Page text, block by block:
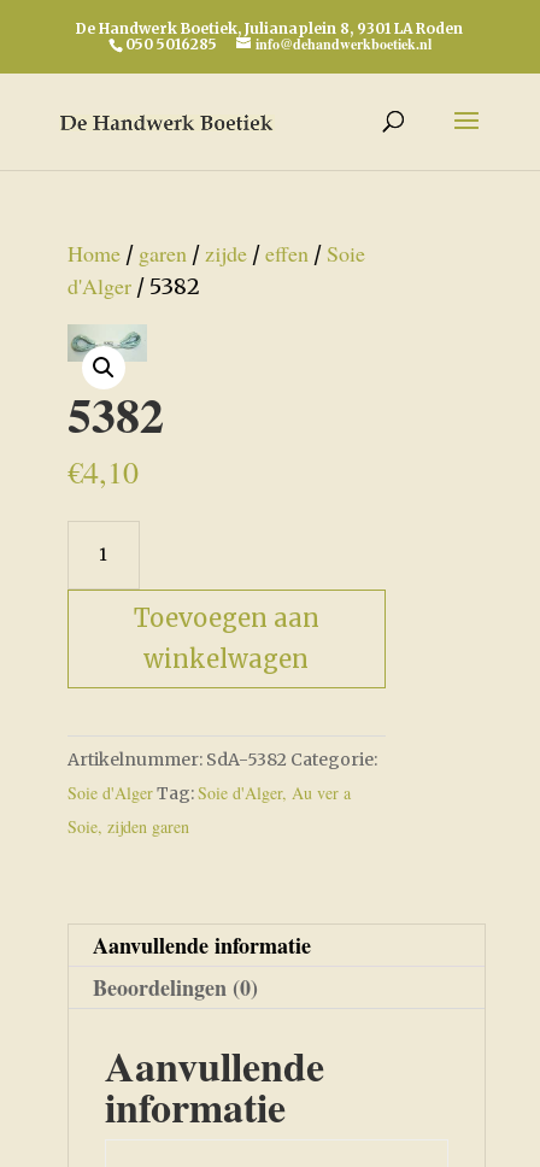
De Handwerk Boetiek, Julianaplein 8, 9301 LA Roden
050 5016285
info@dehandwerkboetiek.nl
Home/ garen/zijde/effen/ Soie
d'Alger/ 5382
5382
€4,10
aantal
Toevoegen aan
winkelwagen
Artikelnummer: SdA-5382 Categorie:
Soie d'AlgerTag:Soie d'Alger, Au ver a
Soie, zijden garen
Aanvullende informatie
Beoordelingen (0)
Aanvullende
informatie